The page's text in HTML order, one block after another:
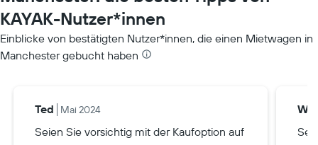
KAYAK-Nutzer*innen
Einblicke von bestätigten Nutzer*innen, die einen Mietwagen in
Manchester gebucht haben
Ted Mai 2024
Seien Sie vorsichtig mit der Kaufoption auf